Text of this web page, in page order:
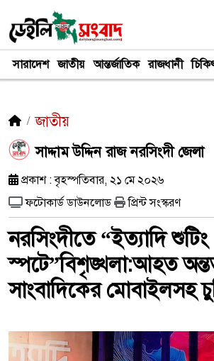
সারাদেশ জাতীয় আন্তর্জাতিক রাজধানী
জাতীয়
সাদ্দাম উদ্দিন রাজ নরসিংদী জেলা
প্রকাশ : বৃহস্পতিবার, ২১ মে ২০২৬
ফটোকার্ড ডাউনলোড
প্রিন্ট সংস্করণ
নরসিংদীতে “ইত্যাদি শুটিং
স্পটে”বিশৃঙ্খলা:আহত
সাংবাদিকের মোবাইলসহ